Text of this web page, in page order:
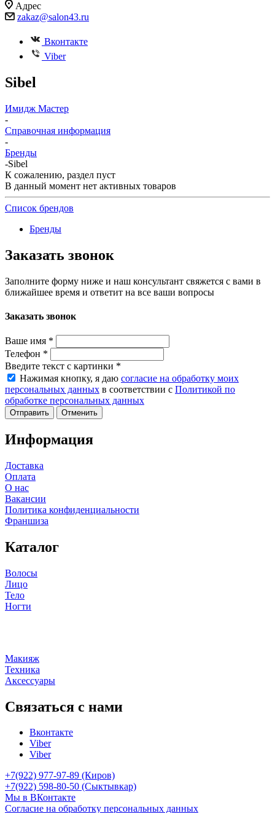
Адрес
zakaz@salon43.ru
Вконтакте
Viber
Sibel
Имидж Мастер
-
Справочная информация
-
Бренды
-Sibel
К сожалению, раздел пуст
В данный момент нет активных товаров
Список брендов
Бренды
Заказать звонок
Заполните форму ниже и наш консультант свяжется с вами в
ближайшее время и ответит на все ваши вопросы
Заказать звонок
Ваше имя *
Телефон *
Введите текст с картинки *
Нажимая кнопку, я даю согласие на обработку моих
персональных данных в соответствии с Политикой по
обработке персональных данных
Отменить
Информация
Доставка
Оплата
О нас
Вакансии
Политика конфиденциальности
Франшиза
Каталог
Волосы
Лицо
Тело
Ногти
Макияж
Техника
Аксессуары
Связаться с нами
Вконтакте
Viber
Viber
+7(922) 977-97-89 (Киров)
+7(922) 598-80-50 (Сыктывкар)
Мы в ВКонтакте
Согласие на обработку персональных данных